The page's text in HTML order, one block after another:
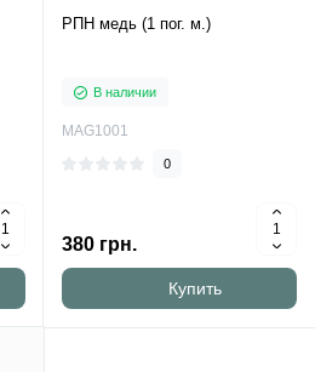
РПН медь (1 пог. м.)
В наличии
MAG1001
0
380 грн.
Купить